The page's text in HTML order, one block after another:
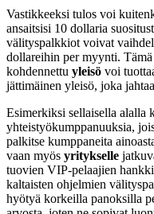
Vastikkeeksi tulos voi
ansaitsisi 10 dollaria
välityspalkkiot voivat
dollareihin per myynti.
kohdennettu yleisö voi
jättimäinen yleisö, joka
Esimerkiksi sellaisella alalla
yhteistyökumppanuuksia,
palkitse kumppaneita
vaan myös yritykselle
tuovien VIP-pelaajien
kaltaisten ohjelmien
hyötyä korkeilla panoksilla